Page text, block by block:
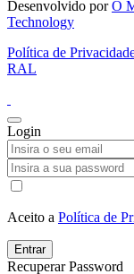
Desenvolvido porO
Technology
Política de
RAL
Login
Aceito a Política de
Entrar
Recuperar Password